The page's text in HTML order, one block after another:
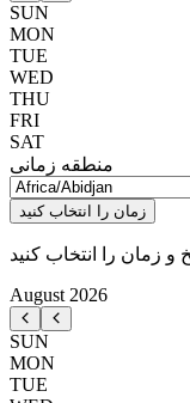
SUN
MON
TUE
WED
THU
FRI
SAT
منطقه زمانی
زمان را انتخاب کنید
و زمان را انتخاب کنید
August 2026
SUN
MON
TUE